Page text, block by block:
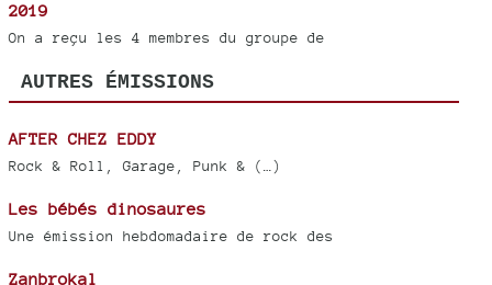
2019
On a reçu les 4 membres du groupe de
AUTRES ÉMISSIONS
AFTER CHEZ EDDY
Rock & Roll, Garage, Punk & (…)
Les bébés dinosaures
Une émission hebdomadaire de rock des
Zanbrokal